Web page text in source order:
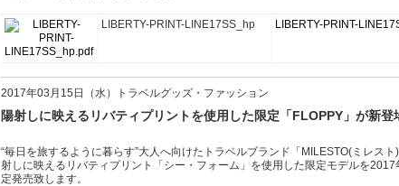
LIBERTY-PRINT-LINE17SS_hp LIBERTY-PRINT-
2017年03月15日（水）トラベルグッズ・ファッション
陽射しに映えるリバティプリントを使用した限定「FLOPPY」が新登
“毎日を旅するように暮らす”大人へ向けたトラベルブランド「MILESTO(ミレス
射しに映えるリバティプリント「シー・フォーム」を使用した限定モデルを
定発売致します。